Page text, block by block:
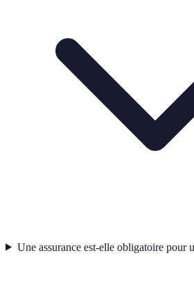
Une assurance est-elle obligatoire pour